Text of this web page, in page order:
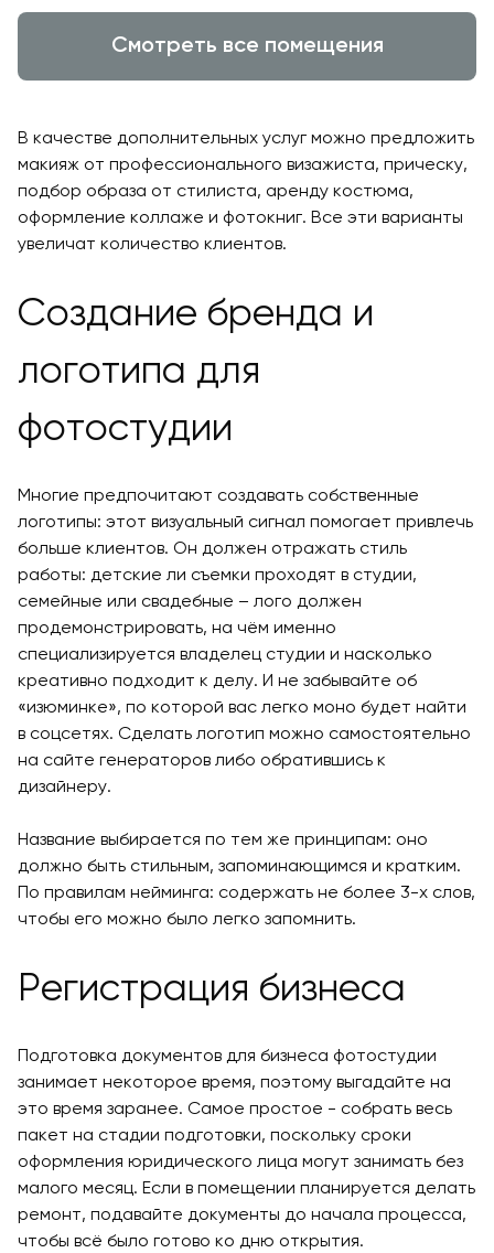
Смотреть все помещения
В качестве дополнительных услуг можно предложить
макияж от профессионального визажиста, прическу,
подбор образа от стилиста, аренду костюма,
оформление коллаже и фотокниг. Все эти варианты
увеличат количество клиентов.
Создание бренда и
логотипа для
фотостудии
Многие предпочитают создавать собственные
логотипы: этот визуальный сигнал помогает привлечь
больше клиентов. Он должен отражать стиль
работы: детские ли съемки проходят в студии,
семейные или свадебные – лого должен
продемонстрировать, на чём именно
специализируется владелец студии и насколько
креативно подходит к делу. И не забывайте об
«изюминке», по которой вас легко моно будет найти
в соцсетях. Сделать логотип можно самостоятельно
на сайте генераторов либо обратившись к
дизайнеру.
Название выбирается по тем же принципам: оно
должно быть стильным, запоминающимся и кратким.
По правилам нейминга: содержать не более 3-х слов,
чтобы его можно было легко запомнить.
Регистрация бизнеса
Подготовка документов для бизнеса фотостудии
занимает некоторое время, поэтому выгадайте на
это время заранее. Самое простое - собрать весь
пакет на стадии подготовки, поскольку сроки
оформления юридического лица могут занимать без
малого месяц. Если в помещении планируется делать
ремонт, подавайте документы до начала процесса,
чтобы всё было готово ко дню открытия.